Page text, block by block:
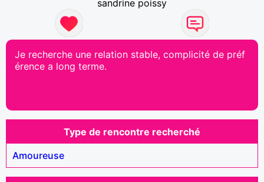
sandrine poissy
Je recherche une relation stable, complicité de préf
érence a long terme.
Type de rencontre recherché
Amoureuse